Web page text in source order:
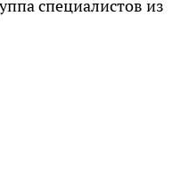
специалистов из